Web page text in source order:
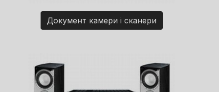
Документ камери і сканери